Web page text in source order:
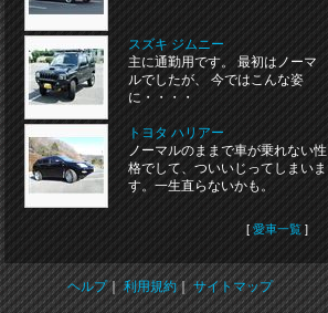
スズキ ジムニー
主に通勤用です。 最初はノーマ
ルでしたが、 今ではこんな姿
に・・・・
トヨタ ハリアー
ノーマルのままで車が乗れない性
格でして、ついいじってしまいま
す。一生直らないかも。
[愛車一覧 ]
ヘルプ｜利用規約｜サイトマップ